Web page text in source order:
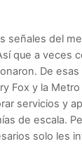
señales del
que a veces
De
Fox y la Metro
servicios y
de escala.
solo les